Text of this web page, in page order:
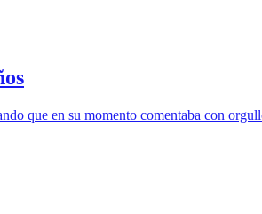
que en su momento comentaba con